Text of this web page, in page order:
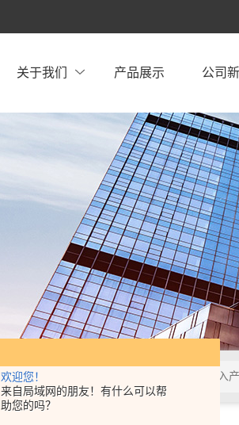
欢迎您！
来自局域网的朋友！有什么可以帮
助您的吗？
关于我们 产品展示 公司